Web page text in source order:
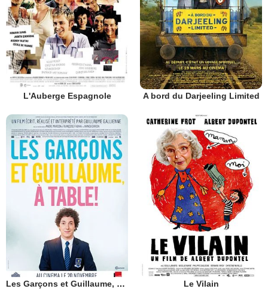
L'Auberge Espagnole A bord du Darjeeling Limited
Les Garçons et Guillaume, à table ! Le Vilain